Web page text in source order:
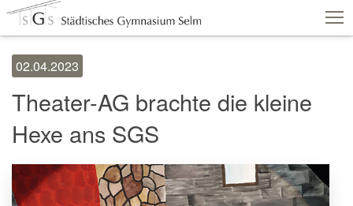
Schulshop
Vertretungen Kontakt
Aktuelles Schule
Personen
Service
02.04.2023
Theater-AG brachte die kleine
Hexe ans SGS